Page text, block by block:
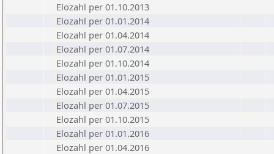
Elozahl per 01.10.2013
Elozahl per 01.01.2014
Elozahl per 01.04.2014
Elozahl per 01.07.2014
Elozahl per 01.10.2014
Elozahl per 01.01.2015
Elozahl per 01.04.2015
Elozahl per 01.07.2015
Elozahl per 01.10.2015
Elozahl per 01.01.2016
Elozahl per 01.04.2016